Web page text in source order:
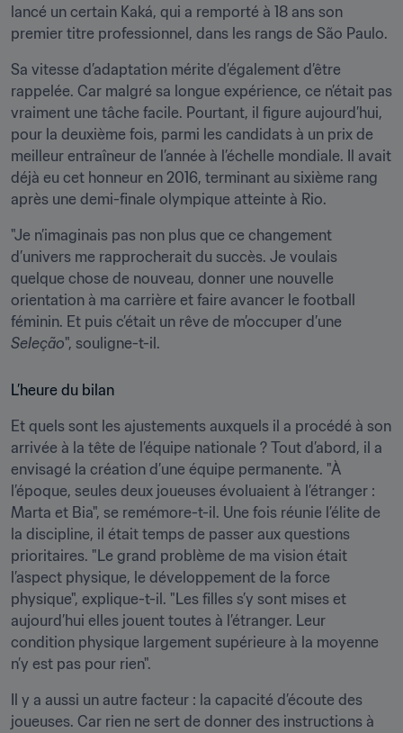
lancé un certain Kaká, qui a remporté à 18 ans son
premier titre professionnel, dans les rangs de São Paulo.
Sa vitesse d’adaptation mérite d’également d’être
rappelée. Car malgré sa longue expérience, ce n’était pas
vraiment une tâche facile. Pourtant, il figure aujourd’hui,
pour la deuxième fois, parmi les candidats à un prix de
meilleur entraîneur de l’année à l’échelle mondiale. Il avait
déjà eu cet honneur en 2016, terminant au sixième rang
après une demi-finale olympique atteinte à Rio.
"Je n’imaginais pas non plus que ce changement
d’univers me rapprocherait du succès. Je voulais
quelque chose de nouveau, donner une nouvelle
orientation à ma carrière et faire avancer le football
Seleção", souligne-t-il.
L’heure du bilan
Et quels sont les ajustements auxquels il a procédé à son
arrivée à la tête de l’équipe nationale ? Tout d’abord, il a
envisagé la création d’une équipe permanente. "À
l’époque, seules deux joueuses évoluaient à l’étranger :
Marta et Bia", se remémore-t-il. Une fois réunie l’élite de
la discipline, il était temps de passer aux questions
prioritaires. "Le grand problème de ma vision était
l’aspect physique, le développement de la force
physique", explique-t-il. "Les filles s’y sont mises et
aujourd’hui elles jouent toutes à l’étranger. Leur
condition physique largement supérieure à la moyenne
n’y est pas pour rien".
Il y a aussi un autre facteur : la capacité d’écoute des
joueuses. Car rien ne sert de donner des instructions à